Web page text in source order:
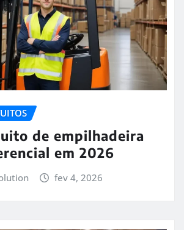
de empilhadeira
em 2026
fev 4, 2026